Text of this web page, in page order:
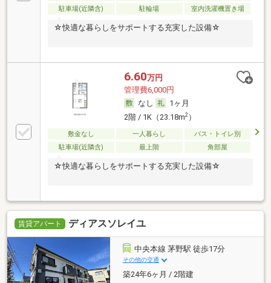
駐車場(近隣含)
駐輪場 室内洗濯機置き場
☆快適な暮らしをサポートする充実した設備☆
6.60万円
管理費6,000円
なし
1ヶ月
2階 / 1K（23.18m2）
敷金なし 一人暮らし
バス・トイレ別
駐車場(近隣含)
最上階 角部屋
☆快適な暮らしをサポートする充実した設備☆
賃貸アパート ディアスソレイユ
中央本線 茅野駅 徒歩17分
その他の交通
築24年6ヶ月 / 2階建